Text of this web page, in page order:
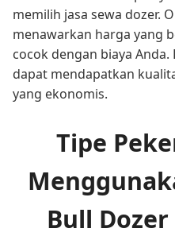
memilih jasa sewa dozer.
menawarkan harga yang
cocok dengan biaya
dapat mendapatkan
yang ekonomis.
Tipe
Bull